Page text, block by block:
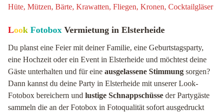
Look Fotobox Vermietung in Elsterheide
Du planst eine Feier mit deiner Familie, eine Geburtstagsparty,
eine Hochzeit oder ein Event in Elsterheide und möchtest deine
Gäste unterhalten und für eine ausgelassene Stimmung sorgen?
Dann kannst du deine Party in Elsterheide mit unserer Look-
Fotobox bereichern und lustige Schnappschüsse der Partygäste
sammeln die an der Fotobox in Fotoqualität sofort ausgedruckt